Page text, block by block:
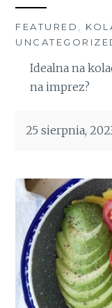
FEATURED
Idealna na
na imprez?
25 sierpnia,